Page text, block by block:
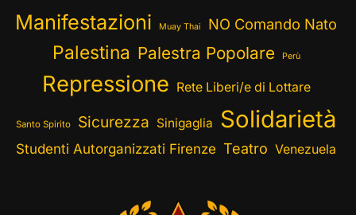
Manifestazioni Muay Thai NO Comando Nato
Palestina Palestra Popolare Perù
Repressione Rete Liberi/e di Lottare
Santo Spirito Sicurezza Sinigaglia Solidarietà
Studenti Autorganizzati Firenze Teatro Venezuela